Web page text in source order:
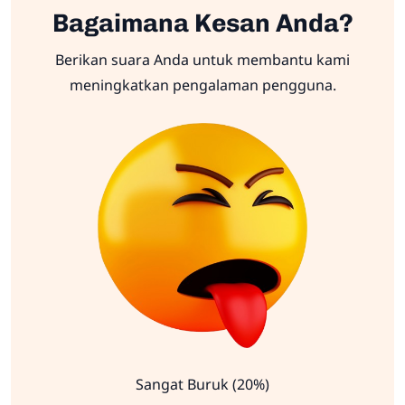
Bagaimana Kesan Anda?
Berikan suara Anda untuk membantu kami
meningkatkan pengalaman pengguna.
Sangat Buruk (20%)